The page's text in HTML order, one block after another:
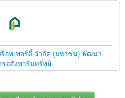
อพเพอร์ตี้ จำกัด (มหาชน) พัฒนา
รอสังหาริมทรัพย์